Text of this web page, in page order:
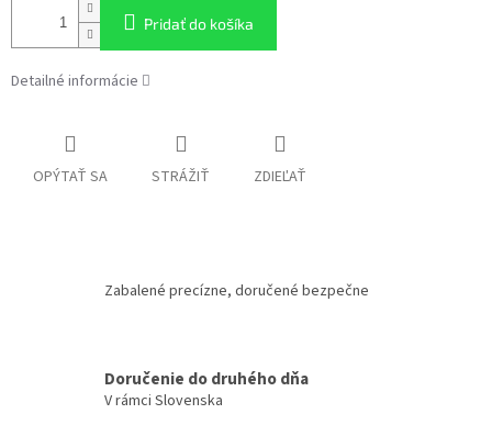
Pridať do košíka
Detailné informácie
OPÝTAŤ SA STRÁŽIŤ ZDIEĽAŤ
Zabalené precízne, doručené bezpečne
Doručenie do druhého dňa
V rámci Slovenska